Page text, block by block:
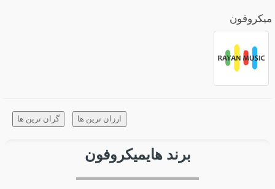
میکروفون
ارزان ترین ها گران ترین ها
برند هایمیکروفون